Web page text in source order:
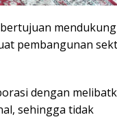
mendukung
pembangunan
dengan
sehingga tidak